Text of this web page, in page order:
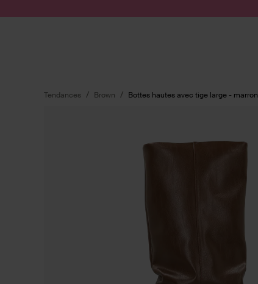
Tendances Brown Bottes hautes avec tige large - marron